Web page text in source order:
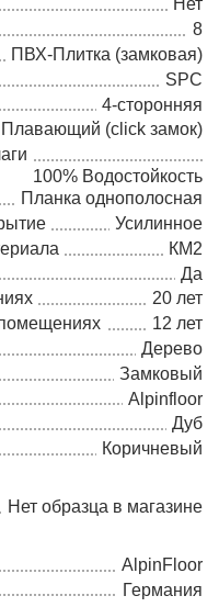
Нет
8
ПВХ-Плитка (замковая)
SPC
4-сторонняя
Плавающий (click замок)
100% Водостойкость
Планка однополосная
Усилинное
КМ2
Да
20 лет
12 лет
Дерево
Замковый
Alpinfloor
Дуб
Коричневый
Нет образца в магазине
AlpinFloor
Германия